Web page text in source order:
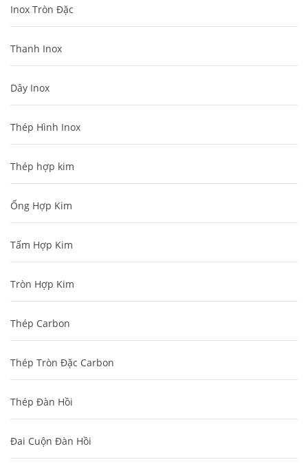
Inox Tròn Đặc
Thanh Inox
Dây Inox
Thép Hình Inox
Thép hợp kim
Ống Hợp Kim
Tấm Hợp Kim
Tròn Hợp Kim
Thép Carbon
Thép Tròn Đặc Carbon
Thép Đàn Hồi
Đai Cuộn Đàn Hồi